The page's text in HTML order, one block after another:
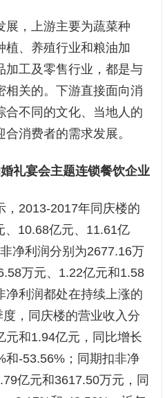
展，上游主要为蔬菜种
植、养殖行业和粮油加
加工及零售行业，都是与
相关的。下游直接面向消
合不同的文化、当地人的
消费者的需求发展。
礼宴会主题连锁餐饮企业
，2013-2017年同庆楼的
、10.68亿元、11.61亿
净利润分别为2677.16万
万元、1.22亿元和1.58
净利润都处在持续上涨的
，同庆楼的营业收入分
元和1.94亿元，同比增长
和-53.56%；同期扣非净
亿元和3617.50万元，同